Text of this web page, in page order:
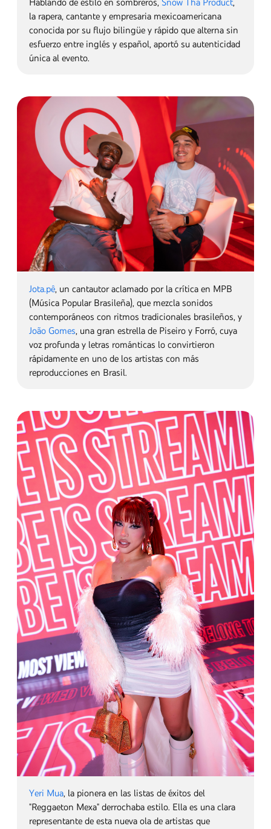
"Nosso Quadro". Fue nominada a Mejor Álbum de
Música Sertaneja en los Premios Latin Grammy 2025
porLet's Go Rodeo.
Hablando de estilo en sombreros,Snow Tha Product ,
la rapera, cantante y empresaria mexicoamericana
conocida por su flujo bilingüe y rápido que alterna sin
esfuerzo entre inglés y español, aportó su autenticidad
única al evento.
Jota.pê , un cantautor aclamado por la crítica en MPB
(Música Popular Brasileña), que mezcla sonidos
contemporáneos con ritmos tradicionales brasileños, y
João Gomes , una gran estrella de Piseiro y Forró, cuya
voz profunda y letras románticas lo convirtieron
rápidamente en uno de los artistas con más